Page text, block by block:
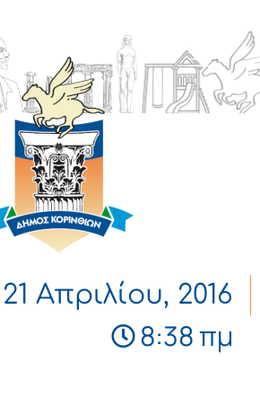
21 Απριλίου, 2016
8:38 πμ